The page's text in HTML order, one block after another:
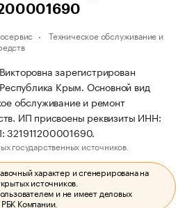
Техническое обслуживание и
зарегистрирован
Крым. Основной вид
обслуживание и ремонт
ИП присвоены реквизиты ИНН:
321911200001690.
государственных источников.
характер и сгенерирована на
источников.
и не имеет деловых
Компании.